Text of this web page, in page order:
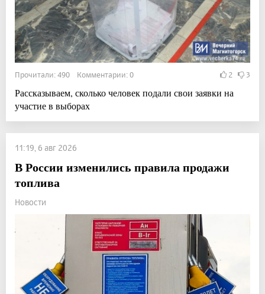
Прочитали: 490 Комментарии: 0 2 3
Рассказываем, сколько человек подали свои заявки на
участие в выборах
11:19, 6 авг 2026
В России изменились правила продажи
топлива
Новости